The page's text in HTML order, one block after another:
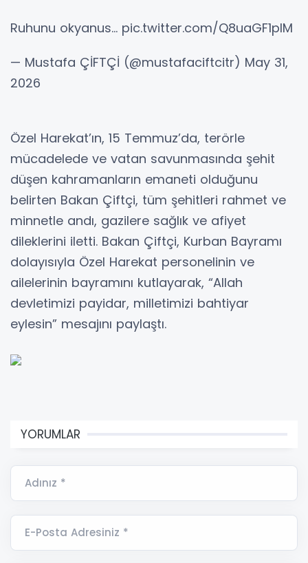
Ruhunu okyanus… pic.twitter.com/Q8uaGF1pIM
— Mustafa ÇİFTÇİ (@mustafaciftcitr) May 31,
2026
Özel Harekat’ın, 15 Temmuz’da, terörle
mücadelede ve vatan savunmasında şehit
düşen kahramanların emaneti olduğunu
belirten Bakan Çiftçi, tüm şehitleri rahmet ve
minnetle andı, gazilere sağlık ve afiyet
dileklerini iletti. Bakan Çiftçi, Kurban Bayramı
dolayısıyla Özel Harekat personelinin ve
ailelerinin bayramını kutlayarak, “Allah
devletimizi payidar, milletimizi bahtiyar
eylesin” mesajını paylaştı.
YORUMLAR
Adınız *
E-Posta Adresiniz *